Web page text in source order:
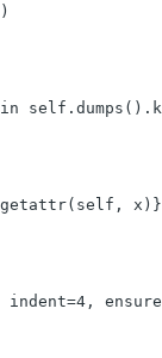
indent=4,